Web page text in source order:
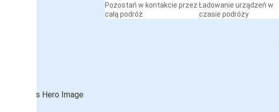
Pozostań w kontakcie przez
całą podróż
Ładowanie urządzeń w
czasie podróży